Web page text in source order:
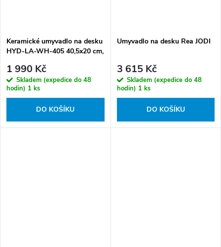
Keramické umyvadlo na desku
HYD-LA-WH-405 40,5x20 cm,
1 990 Kč
Skladem (expedice do 48
hodin) 1 ks
DO KOŠÍKU
Umyvadlo na desku Rea JODI
3 615 Kč
Skladem (expedice do 48
hodin) 1 ks
DO KOŠÍKU